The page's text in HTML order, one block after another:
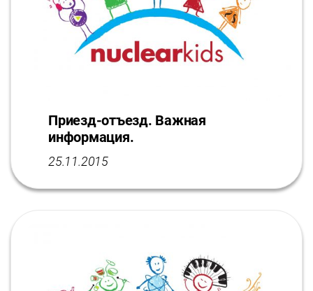
Приезд-отъезд. Важная
информация.
25.11.2015